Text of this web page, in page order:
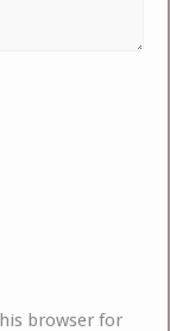
browser for